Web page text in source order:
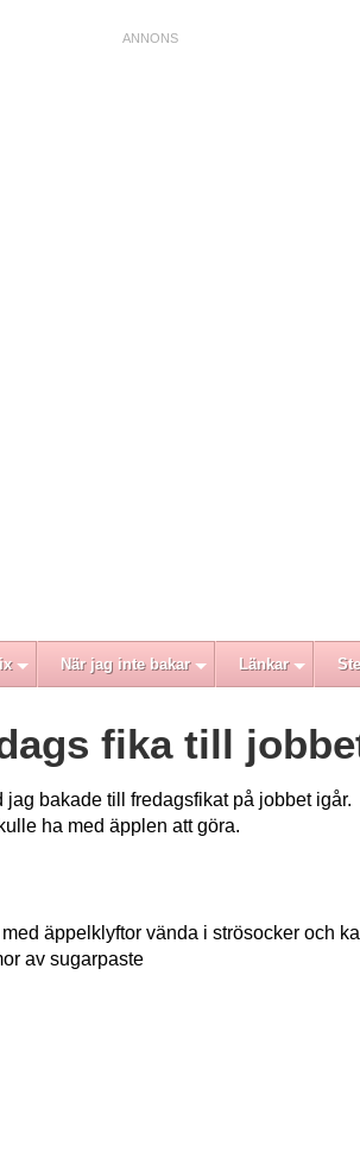
När jag inte bakar Länkar
fika till
bakade till fredagsfikat på jobbet igår.
ha med äpplen att göra.
äppelklyftor vända i strösocker och
av sugarpaste